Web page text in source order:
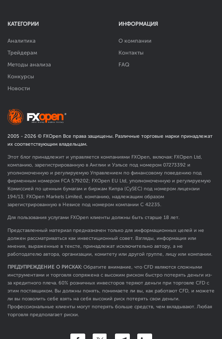
КАТЕГОРИИ
Аналитика
Трейдерам
Методы анализа
Конкурсы
Новости
ИНФОРМАЦИЯ
О компании
Контакты
FAQ
2005 - 2026 © FXOpen Все права защищены. Различные торговые марки принадлежат
их соответствующим владельцам.
Этот блог принадлежит и управляется компаниями FXOpen, включая: FXOpen Ltd,
компанию, зарегистрированную в Англии и Уэльсе под номером 07273392 и
уполномоченную и регулируемую Управлением по финансовому поведению под
фирменным номером FCA 579202; FXOpen EU Ltd, уполномоченную и регулируемую
Комиссией по ценным бумагам и биржам Кипра (CySEC) под номером лицензии
194/13; FXOpen Markets Limited, компанию, надлежащим образом
зарегистрированную в Невисе под номером компании C 42235.
Для пользования услугами FXOpen клиенты должны быть старше 18 лет.
Представленный материал предназначен только для информационных целей и не
должен рассматриваться как инвестиционный совет. Взгляды, информация или
мнения, выраженные в тексте, принадлежат исключительно автору, а не
работодателю автора, организации, комитету или другой группе, лицу или компании.
ПРЕДУПРЕЖДЕНИЕ О РИСКАХ: Обратите внимание, что CFD являются сложными
инструментами и торговля сопряжена с высоким риском быстро потерять деньги из-
за кредитного плеча. 60% розничных инвесторов теряют деньги при торговле CFD с
этим поставщиком. Вы должны понять, понимаете ли вы, как работают CFD, и можете
ли вы позволить себе взять на себя высокий риск потерять свои деньги.
Профессиональные клиенты могут потерять больше средств, чем вкладывают. Любая
торговля предполагает риски.